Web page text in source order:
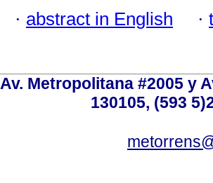
· abstract in English ·
Av. Metropolitana #2005 y
130105, (593